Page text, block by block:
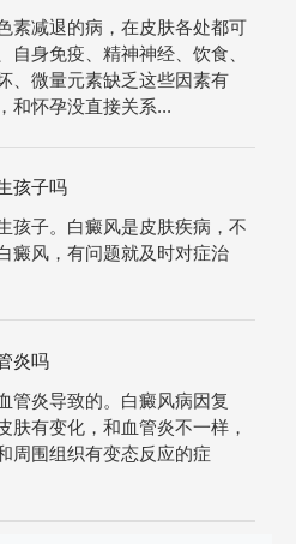
素减退的病，在皮肤各处都可
自身免疫、精神神经、饮食、
、微量元素缺乏这些因素有
和怀孕没直接关系...
孩子吗
孩子。白癜风是皮肤疾病，不
癜风，有问题就及时对症治
炎吗
管炎导致的。白癜风病因复
肤有变化，和血管炎不一样，
周围组织有变态反应的症